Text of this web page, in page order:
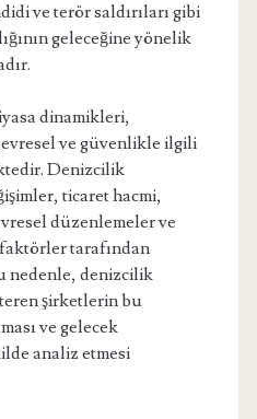
ve terör saldırıları gibi
geleceğine yönelik
dinamikleri,
ve güvenlikle ilgili
Denizcilik
ticaret hacmi,
düzenlemeler ve
tarafından
nedenle, denizcilik
şirketlerin bu
ve gelecek
analiz etmesi